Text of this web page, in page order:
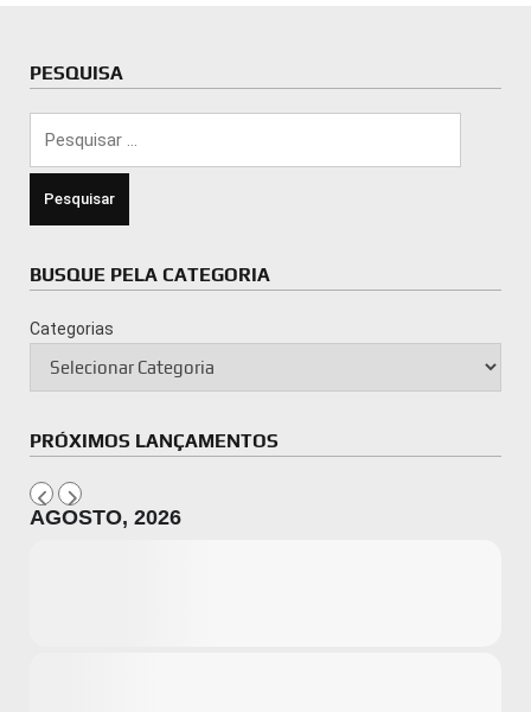
PESQUISA
BUSQUE PELA CATEGORIA
Categorias
PRÓXIMOS LANÇAMENTOS
AGOSTO, 2026